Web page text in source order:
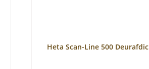
Heta Scan-Line 500